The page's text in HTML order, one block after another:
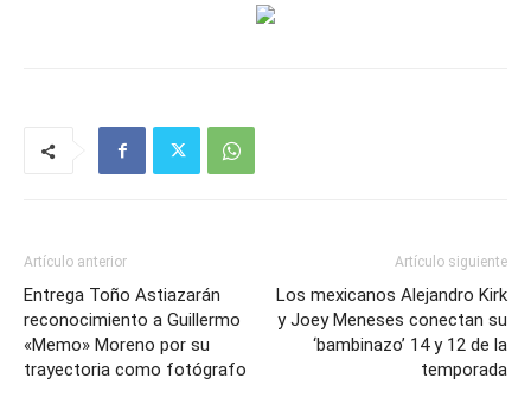
Artículo anterior
Entrega Toño Astiazarán
reconocimiento a Guillermo
«Memo» Moreno por su
trayectoria como fotógrafo
Artículo siguiente
Los mexicanos Alejandro Kirk
y Joey Meneses conectan su
‘bambinazo’ 14 y 12 de la
temporada